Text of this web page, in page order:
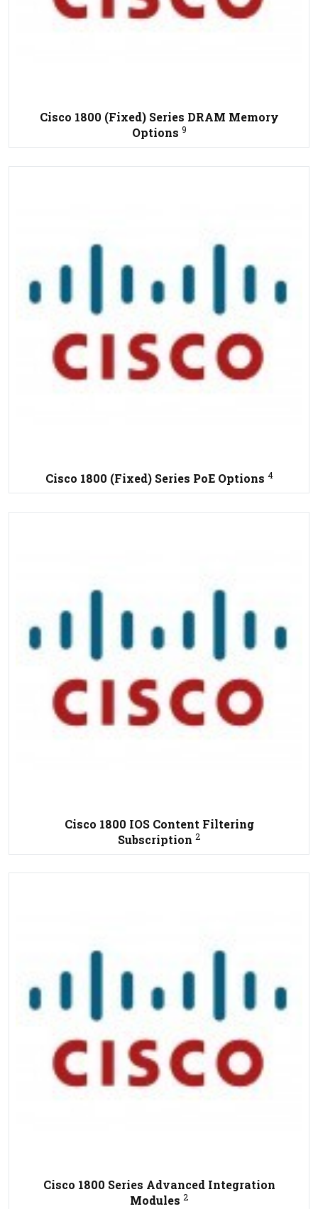
Cisco 1800 (Fixed) Series DRAM Memory
Options 9
Cisco 1800 (Fixed) Series PoE Options 4
Cisco 1800 IOS Content Filtering
Subscription 2
Cisco 1800 Series Advanced Integration
Modules 2